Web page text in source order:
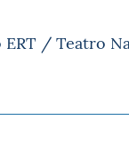
/ Teatro